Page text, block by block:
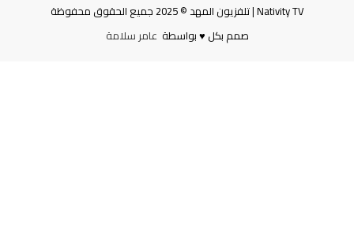
Nativity TV | تلفزيون المهد © 2025 جميع الحقوق محفوظة
صمم بكل ♥ بواسطة عامر سلامة